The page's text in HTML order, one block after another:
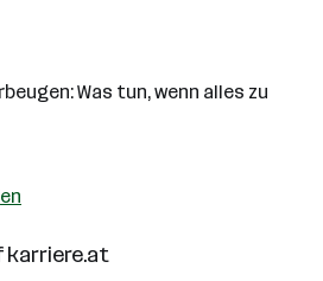
Was tun, wenn alles zu
karriere.at